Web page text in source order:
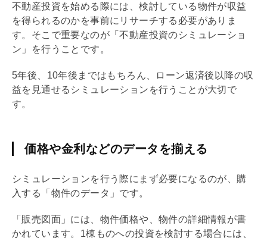
不動産投資を始める際には、検討している物件が収益
を得られるのかを事前にリサーチする必要がありま
す。そこで重要なのが「不動産投資のシミュレーショ
ン」を行うことです。
5年後、10年後まではもちろん、ローン返済後以降の収
益を見通せるシミュレーションを行うことが大切で
す。
価格や金利などのデータを揃える
シミュレーションを行う際にまず必要になるのが、購
入する「物件のデータ」です。
「販売図面」には、物件価格や、物件の詳細情報が書
かれています。1棟ものへの投資を検討する場合には、